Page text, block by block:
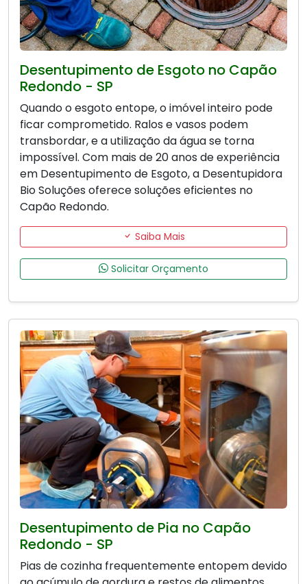
Desentupimento de Esgoto no Capão
Redondo - SP
Quando o esgoto entope, o imóvel inteiro pode
ficar comprometido. Ralos e vasos podem
transbordar, e a utilização da água se torna
impossível. Com mais de 20 anos de experiência
em Desentupimento de Esgoto, a Desentupidora
Bio Soluções oferece soluções eficientes no
Capão Redondo.
Saiba Mais
Solicitar Orçamento
Desentupimento de Pia no Capão
Redondo - SP
Pias de cozinha frequentemente entopem devido